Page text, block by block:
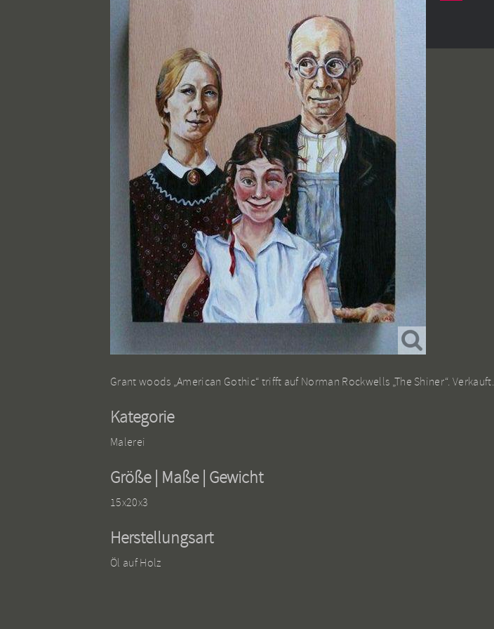
Grant woods „American Gothic“ trifft auf Norman Rockwells „The Shiner“. Verkauft.
Kategorie
Malerei
Größe | Maße | Gewicht
15x20x3
Herstellungsart
Öl auf Holz